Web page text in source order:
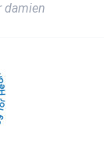
damien